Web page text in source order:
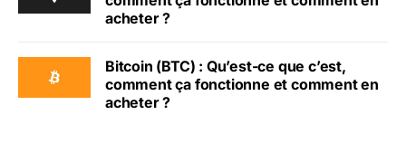
acheter ?
Bitcoin (BTC) : Qu’est-ce que c’est,
comment ça fonctionne et comment en
acheter ?